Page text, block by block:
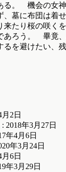
る。 機会の女神
、墓に布団は着
たり桜の咲く
あろう。 畢竟
るを避けたい、
2日
: 2018年3月27日
年4月6日
年3月24日
6日
年3月29日